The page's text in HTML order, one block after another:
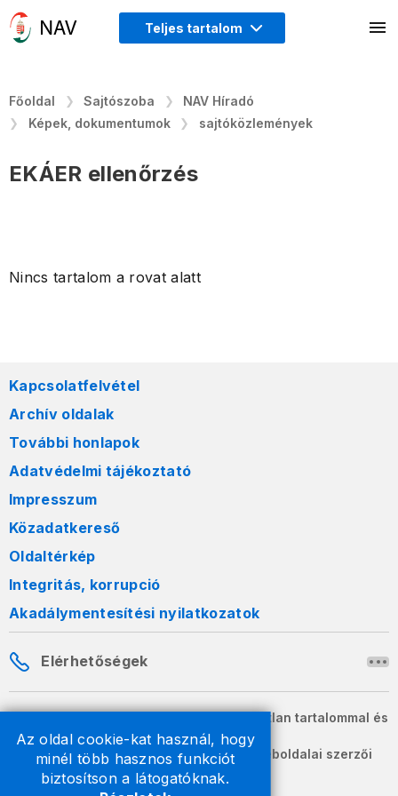
Az oldal cookie-kat használ, hogy
minél több hasznos funkciót
biztosítson a látogatóknak.
Teljes tartalom
Főoldal Sajtószoba
NAV Híradó
Képek, dokumentumok
sajtóközlemények
EKÁER ellenőrzés
Nincs tartalom a rovat alatt
Kapcsolatfelvétel
Archív oldalak
További honlapok
Adatvédelmi tájékoztató
Impresszum
Közadatkereső
Oldaltérkép
Integritás, korrupció
Akadálymentesítési nyilatkozatok
Elérhetőségek
A honlapon szereplő információk változatlan tartalommal és
formában szabadon terjeszthetők.
2026 © A Nemzeti Adó- és Vámhivatal weboldalai szerzői
jogvédelem alatt állnak.